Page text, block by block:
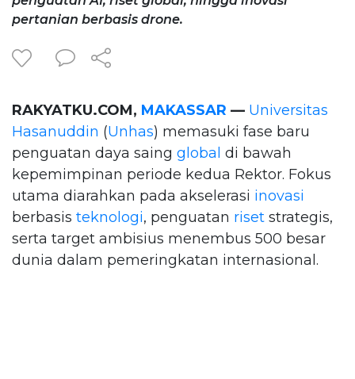
pertanian berbasis drone.
RAKYATKU.COM, MAKASSAR — Universitas
Hasanuddin (Unhas) memasuki fase baru
penguatan daya saing global di bawah
kepemimpinan periode kedua Rektor. Fokus
utama diarahkan pada akselerasi inovasi
berbasis teknologi, penguatan riset strategis,
serta target ambisius menembus 500 besar
dunia dalam pemeringkatan internasional.